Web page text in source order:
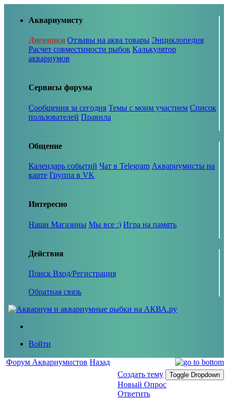
Аквариумисту
Дневники Отзывы на аква товары Энциклопедия
Расчет совместимости рыбок Калькулятор
аквариумов
Сервисы форума
Сообщения за сегодня Темы с моим участием Список
пользователей Правила
Общение
Календарь событий Чат в Telegram Аквариумисты на
карте Группа в VK
Интересно
Наши Магазины Мы все :) Игра на память
Действия
Поиск Вход/Регистрация
Обратная связь
Войти
Форум Аквариумистов Назад
Создать тему
Toggle Dropdown
Новый Опрос
Ответить